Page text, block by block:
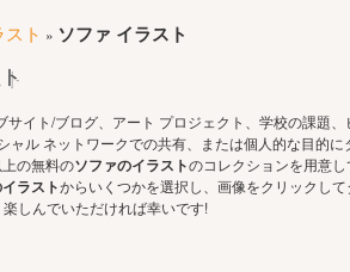
ト » ソファ イラスト
サイト/ブログ、アート プロジェクト、学校の課題、
ャル ネットワークでの共有、または個人的な目的に
の無料のソファのイラストのコレクションを用意
ラストからいくつかを選択し、画像をクリックし
しんでいただければ幸いです!